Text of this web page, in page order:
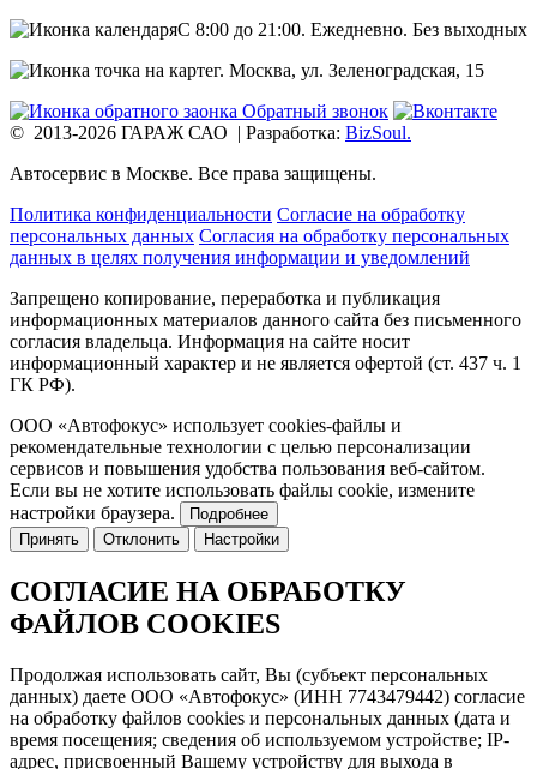
C 8:00 до 21:00. Ежедневно. Без выходных
г. Москва, ул. Зеленоградская, 15
Обратный звонок
© 2013-2026 ГАРАЖ САО | Разработка: BizSoul.
Автосервис в Москве. Все права защищены.
Политика конфиденциальности Согласие на обработку
персональных данных Согласия на обработку персональных
данных в целях получения информации и уведомлений
Запрещено копирование, переработка и публикация
информационных материалов данного сайта без письменного
согласия владельца. Информация на сайте носит
информационный характер и не является офертой (ст. 437 ч. 1
ГК РФ).
ООО «Автофокус» использует cookies-файлы и
рекомендательные технологии с целью персонализации
сервисов и повышения удобства пользования веб-сайтом.
Если вы не хотите использовать файлы cookie, измените
настройки браузера.
Подробнее
Принять
Отклонить Настройки
СОГЛАСИЕ НА ОБРАБОТКУ
ФАЙЛОВ COOKIES
Продолжая использовать сайт, Вы (субъект персональных
данных) даете ООО «Автофокус» (ИНН 7743479442) согласие
на обработку файлов cookies и персональных данных (дата и
время посещения; сведения об используемом устройстве; IP-
адрес, присвоенный Вашему устройству для выхода в